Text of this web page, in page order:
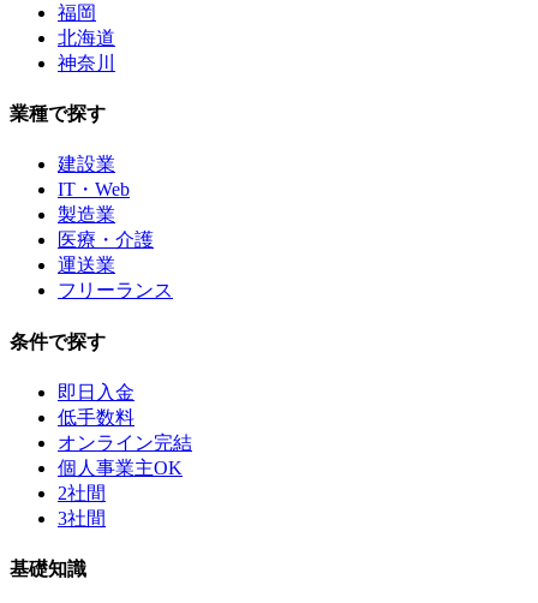
福岡
北海道
神奈川
業種で探す
建設業
IT・Web
製造業
医療・介護
運送業
フリーランス
条件で探す
即日入金
低手数料
オンライン完結
個人事業主OK
2社間
3社間
基礎知識